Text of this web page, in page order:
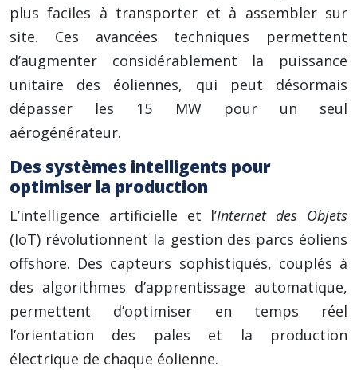
plus faciles à transporter et à assembler sur
site. Ces avancées techniques permettent
d’augmenter considérablement la puissance
unitaire des éoliennes, qui peut désormais
dépasser les 15 MW pour un seul
aérogénérateur.
Des systèmes intelligents pour
optimiser la production
L’intelligence artificielle et l’Internet des Objets
(IoT) révolutionnent la gestion des parcs éoliens
offshore. Des capteurs sophistiqués, couplés à
des algorithmes d’apprentissage automatique,
permettent d’optimiser en temps réel
l’orientation des pales et la production
électrique de chaque éolienne.